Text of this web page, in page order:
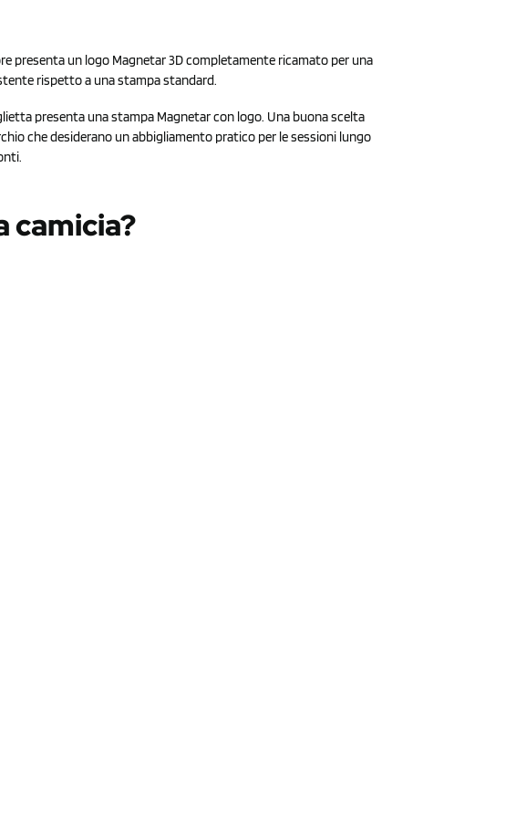
presenta un logo Magnetar 3D completamente ricamato per una
rispetto a una stampa standard.
presenta una stampa Magnetar con logo. Una buona scelta
che desiderano un abbigliamento pratico per le sessioni lungo
camicia?